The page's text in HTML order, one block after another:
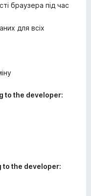
браузера під час
для всіх
to the developer:
to the developer: